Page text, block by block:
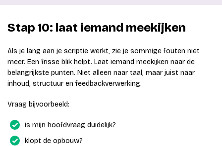
Stap 10: laat iemand meekijken
Als je lang aan je scriptie werkt, zie je sommige fouten niet
meer. Een frisse blik helpt. Laat iemand meekijken naar de
belangrijkste punten. Niet alleen naar taal, maar juist naar
inhoud, structuur en feedbackverwerking.
Vraag bijvoorbeeld:
is mijn hoofdvraag duidelijk?
klopt de opbouw?